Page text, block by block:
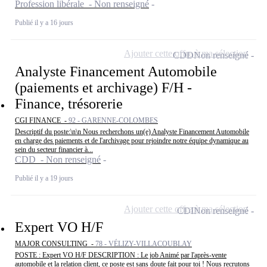
Profession libérale - Non renseigné
Publié il y a 16 jours
Analyste Financement Automobile
(paiements et archivage) F/H -
Finance, trésorerie
CGI FINANCE - 92 - GARENNE-COLOMBES
Descriptif du poste:\n\n Nous recherchons un(e) Analyste Financement Automobile
en charge des paiements et de l'archivage pour rejoindre notre équipe dynamique au
sein du secteur financier à...
CDD - Non renseigné
Publié il y a 19 jours
CDDNon renseigné
Ajouter cette offre à ma sélection
Expert VO H/F
MAJOR CONSULTING - 78 - VÉLIZY-VILLACOUBLAY
POSTE : Expert VO H/F DESCRIPTION : Le job Animé par l'après-vente
automobile et la relation client, ce poste est sans doute fait pour toi ! Nous recrutons
CDINon renseigné
Ajouter cette offre à ma sélection